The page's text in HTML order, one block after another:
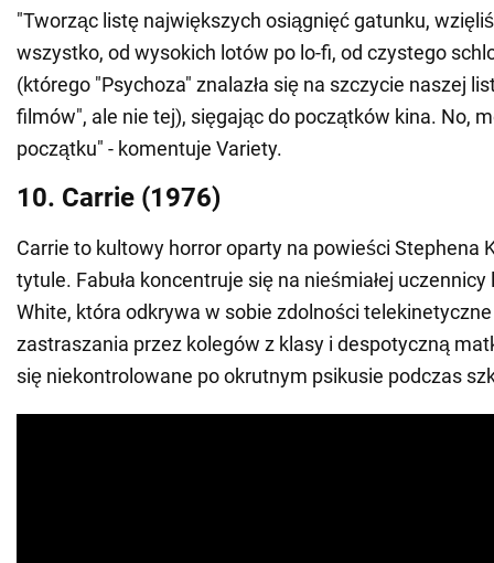
"Tworząc listę największych osiągnięć gatunku,
wszystko, od wysokich lotów po lo-fi, od czystego
(którego "Psychoza" znalazła się na szczycie naszej
filmów", ale nie tej), sięgając do początków kina. No,
początku" - komentuje Variety.
10. Carrie (1976)
Carrie to kultowy horror oparty na powieści Stephena
tytule. Fabuła koncentruje się na nieśmiałej uczennicy
White, która odkrywa w sobie zdolności telekinetyczne
zastraszania przez kolegów z klasy i despotyczną
się niekontrolowane po okrutnym psikusie podczas